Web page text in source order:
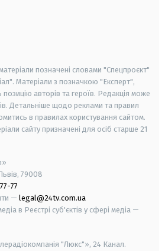
позначені словами "Спецпроєкт"
Матеріали з позначкою "Експерт",
авторів та героїв. Редакція може
Детальніше щодо реклами та правил
в правилах користування сайтом.
сайту призначені для осіб старше 21
79008
77
— legal@24tv.com.ua
в Реєстрі суб'єктів у сфері медіа —
"Люкс"», 24 Канал.